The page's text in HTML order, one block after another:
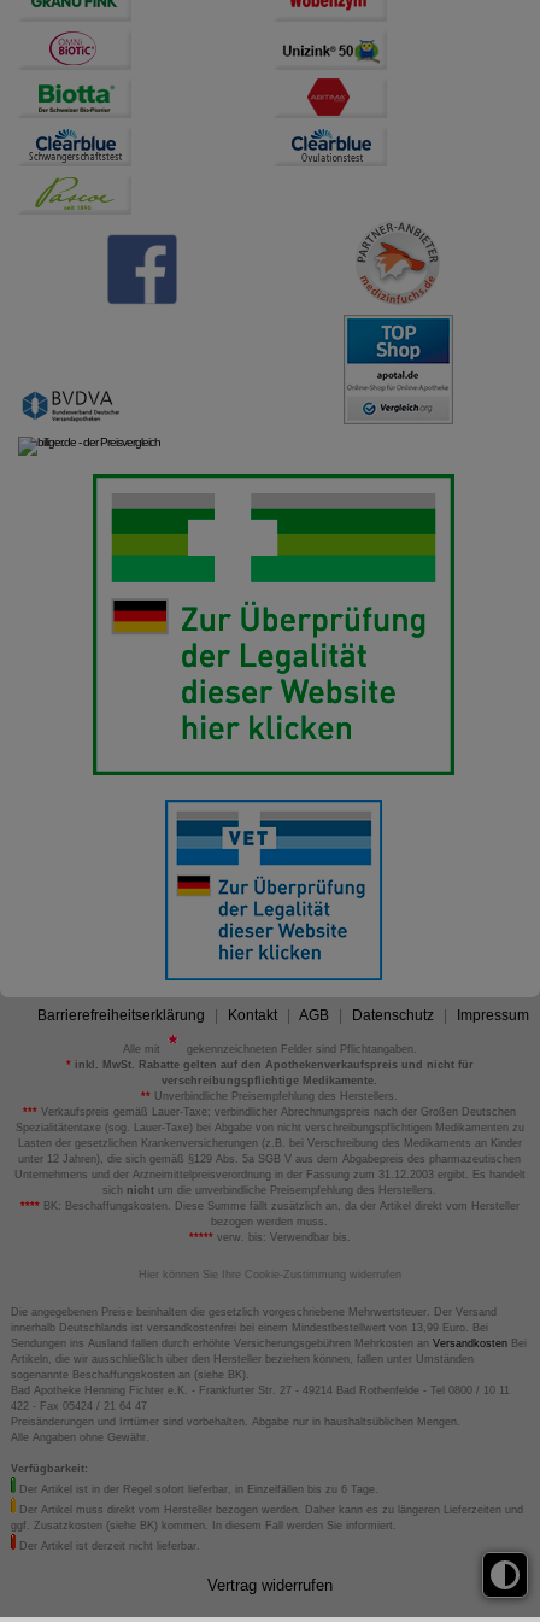
Barrierefreiheitserklärung Kontakt AGB Datenschutz Impressum
Alle mit
gekennzeichneten Felder sind Pflichtangaben.
*inkl. MwSt. Rabatte gelten auf den Apothekenverkaufspreis und nicht für
verschreibungspflichtige Medikamente.
** Unverbindliche Preisempfehlung des Herstellers.
*** Verkaufspreis gemäß Lauer-Taxe; verbindlicher Abrechnungspreis nach der Großen Deutschen
Spezialitätentaxe (sog. Lauer-Taxe) bei Abgabe von nicht verschreibungspflichtigen Medikamenten zu
Lasten der gesetzlichen Krankenversicherungen (z.B. bei Verschreibung des Medikaments an Kinder
unter 12 Jahren), die sich gemäß §129 Abs. 5a SGB V aus dem Abgabepreis des pharmazeutischen
Unternehmens und der Arzneimittelpreisverordnung in der Fassung zum 31.12.2003 ergibt. Es handelt
sich nicht um die unverbindliche Preisempfehlung des Herstellers.
****BK: Beschaffungskosten. Diese Summe fällt zusätzlich an, da der Artikel direkt vom Hersteller
bezogen werden muss.
*****verw. bis: Verwendbar bis.
Hier können Sie Ihre Cookie-Zustimmung widerrufen
Die angegebenen Preise beinhalten die gesetzlich vorgeschriebene Mehrwertsteuer. Der Versand
innerhalb Deutschlands ist versandkostenfrei bei einem Mindestbestellwert von 13,99 Euro. Bei
Sendungen ins Ausland fallen durch erhöhte Versicherungsgebühren Mehrkosten an VersandkostenBei
Artikeln, die wir ausschließlich über den Hersteller beziehen können, fallen unter Umständen
sogenannte Beschaffungskosten an (siehe BK).
Bad Apotheke Henning Fichter e.K. - Frankfurter Str. 27 - 49214 Bad Rothenfelde - Tel 0800 / 10 11
422 - Fax 05424 / 21 64 47
Preisänderungen und Irrtümer sind vorbehalten. Abgabe nur in haushaltsüblichen Mengen.
Alle Angaben ohne Gewähr.
Verfügbarkeit:
Der Artikel ist in der Regel sofort lieferbar, in Einzelfällen bis zu 6 Tage.
Der Artikel muss direkt vom Hersteller bezogen werden. Daher kann es zu längeren Lieferzeiten und
ggf. Zusatzkosten (siehe BK) kommen. In diesem Fall werden Sie informiert.
Der Artikel ist derzeit nicht lieferbar.
Vertrag widerrufen